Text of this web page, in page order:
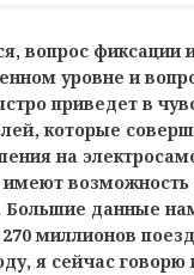
вопрос фиксации
уровне и
приведет в
которые
на
возможность
Большие данные
миллионов
я сейчас